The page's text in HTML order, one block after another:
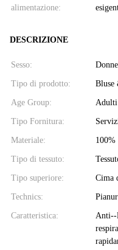
alimentazione:
DESCRIZIONE
Sesso: Donne
Tipo di prodotto: Bluse
Age Group: Adulti
Tipo Fornitura:
Materiale: 100%
Tipo di tessuto:
Tipo superiore: Cima
Technics:
Caratteristica:
Anti--